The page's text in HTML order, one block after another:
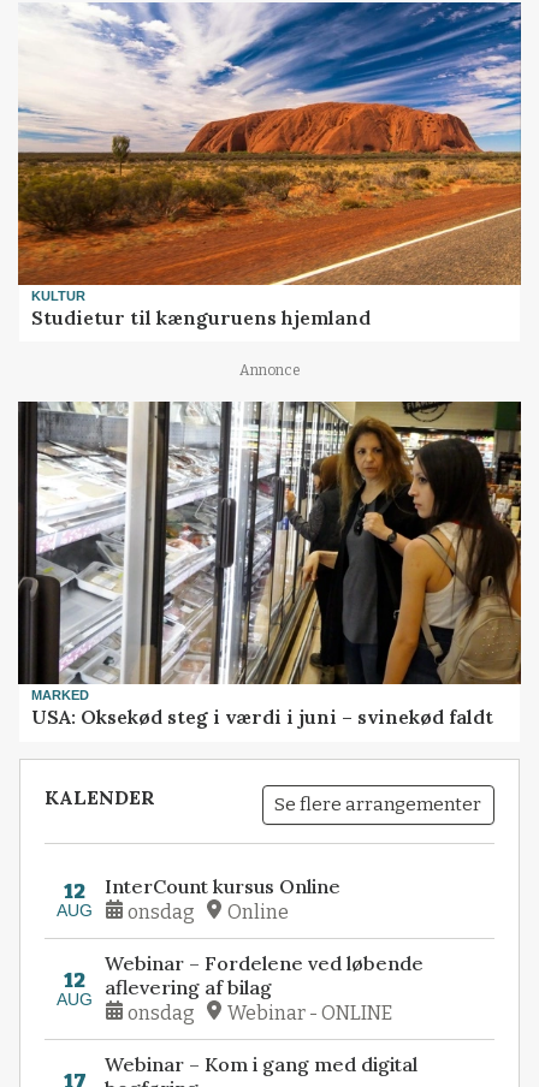
KULTUR
Studietur til kænguruens hjemland
Annonce
MARKED
USA: Oksekød steg i værdi i juni – svinekød faldt
KALENDER Se flere arrangementer
12
AUG
InterCount kursus Online
onsdag Online
12
AUG
Webinar – Fordelene ved løbende
aflevering af bilag
onsdag Webinar - ONLINE
17
Webinar – Kom i gang med digital